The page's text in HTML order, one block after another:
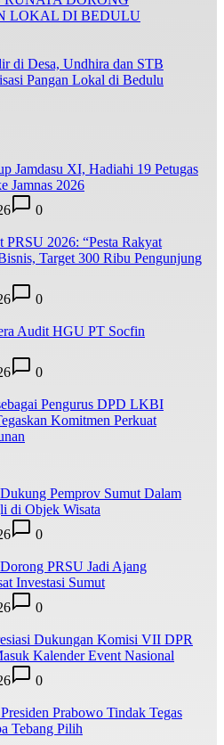
di Desa, Undhira dan STB
Pangan Lokal di Bedulu
Jamdasu XI, Hadiahi 19 Petugas
Jamnas 2026
0
PRSU 2026: “Pesta Rakyat
Target 300 Ribu Pengunjung
0
Audit HGU PT Socfin
0
Pengurus DPD LKBI
Komitmen Perkuat
Pemprov Sumut Dalam
di Objek Wisata
0
PRSU Jadi Ajang
Investasi Sumut
0
Dukungan Komisi VII DPR
Kalender Event Nasional
0
Prabowo Tindak Tegas
Tebang Pilih